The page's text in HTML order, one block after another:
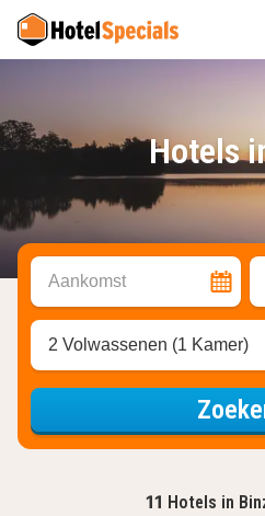
Hotels
Aankomst
2 Volwassenen (1 Kamer)
11 Hotels in